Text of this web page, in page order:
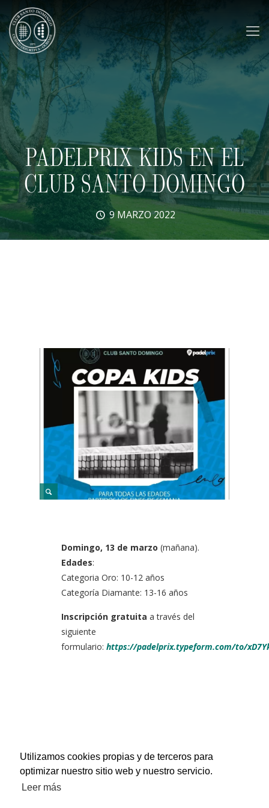
Utilizamos cookies propias y de terceros para
optimizar nuestro sitio web y nuestro servicio.
Leer más
PADELPRIX KIDS EN EL
CLUB SANTO DOMINGO
9 MARZO 2022
Domingo, 13 de marzo (mañana).
Edades:
Categoria Oro: 10-12 años
Categoría Diamante: 13-16 años
Inscripción gratuita a través del
siguiente
formulario: https://padelprix.typeform.com/to/